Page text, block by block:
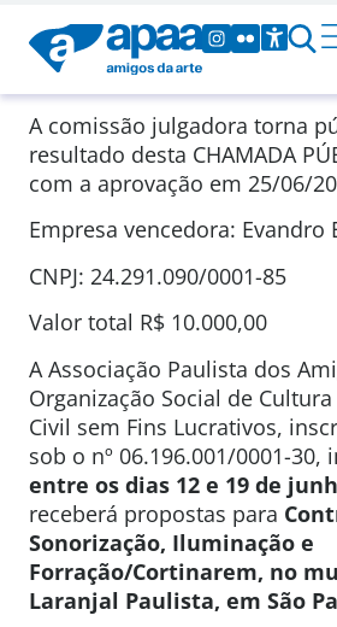
A comissão julgadora torna
resultado desta CHAMADA
com a aprovação em 25/06/
Empresa vencedora: Evandro
CNPJ: 24.291.090/0001-85
Valor total R$ 10.000,00
A Associação Paulista dos
Organização Social de
Civil sem Fins Lucrativos,
sob o nº 06.196.001/0001-30,
entre os dias 12 e 19 de
receberá propostas para
Sonorização, Iluminação e
Forração/Cortinarem, no
Laranjal Paulista, em São